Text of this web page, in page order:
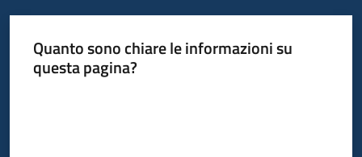
Informazioni
Quanto sono chiare le informazioni su
questa pagina?